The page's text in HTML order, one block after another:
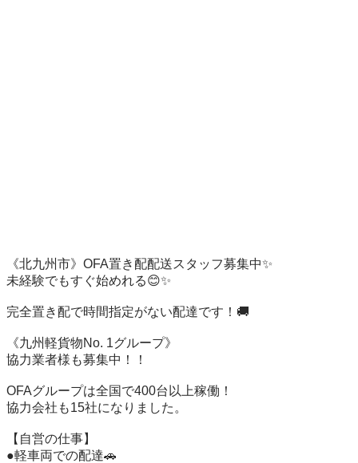
《北九州市》OFA置き配配送スタッフ募集中✨
未経験でもすぐ始めれる😊✨
完全置き配で時間指定がない配達です！🚚
《九州軽貨物No. 1グループ》
協力業者様も募集中！！
OFAグループは全国で400台以上稼働！
協力会社も15社になりました。
【自営の仕事】
●軽車両での配達🚗